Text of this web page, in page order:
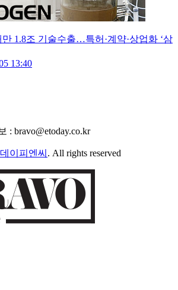
1.8조 기술수출…특허·계약·상업화 ‘삼
13:40
: bravo@etoday.co.kr
이피엔씨 . All rights reserved